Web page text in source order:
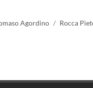
Agordino Rocca